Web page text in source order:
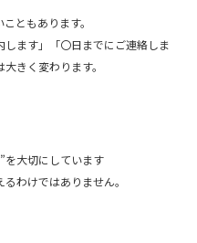
ともあります。
ます」「〇日までにご連絡しま
きく変わります。
を大切にしています
わけではありません。